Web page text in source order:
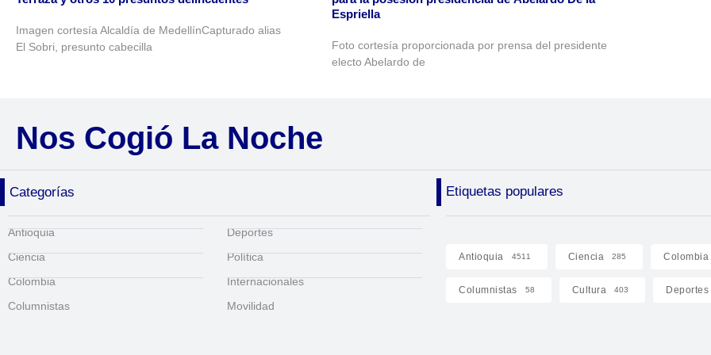
Imagen cortesía Alcaldía de MedellínCapturado alias
El Sobri, presunto cabecilla
Espriella
Foto cortesía proporcionada por prensa del presidente
electo Abelardo de
Nos Cogió La Noche
Categorías Etiquetas populares
Antioquia
Ciencia
Colombia
Columnistas
Deportes
Política
Internacionales
Movilidad
Antioquia 4511 Ciencia 285 Colombia
Columnistas 58 Cultura 403 Deportes